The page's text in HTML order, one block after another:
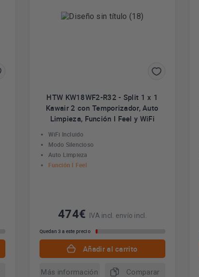
HTW KW18WF2-R32 - Split 1 x 1
Kawair 2 con Temporizador, Auto
Limpieza, Función I Feel y WiFi
WiFi Incluido
Modo Silencioso
Auto Limpieza
Función I Feel
474€ IVA incl. envío incl.
Quedan 3 a este precio
Añadir al carrito
Más información Comparar